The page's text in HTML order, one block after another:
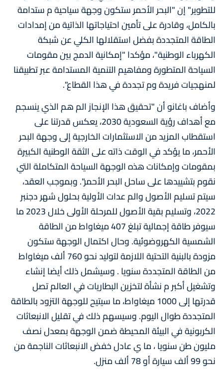
للتطوير" إن "البحر الأحمر ستكون وجهة سياحية م ستدامة
بالكامل، وقادرة على تأمين احتياجاتها الذاتية من إمدادات
الطاقة المتجددة بفضل استقلالها الكلي عن شبكة
الكهرباء الوطنية"، مؤكدا "إمكانية الدمج بين مقومات
السياحة المتطورة ومفاهيم التنمية المستدامة عبر تطبيقنا
لمنهجيات فريدة وم تجددة في هذا القطاع".
وأضاف باغانو أن "تحقيق هذا الإنجاز الم هم الذي ينسجم
مع أهداف رؤية السعودية 2030، يعكس قدرتنا على
استقطاب المزيد من الاستثمارات الخارجية إلى وجهة البحر
الأحمر، ما يؤكد في الوقت ذاته على الثقة الوطنية الكبيرة
بمقومات وإمكانات هذه الوجهة السياحة المتكاملة التي
نقوم بتشييدها على ساحل البحر الأحمر". وبموجب العقد،
سيتم تسليم الأصول والم عدات الأولية بحلول شهر دجنبر
2022، وتسليم بقية الأصول للمرحلة الأولى خلال 2023 ما
سيوفر طاقة إجمالية تبلغ 407 ميغاواط من الطاقة
الشمسية الكهروضوئية. وحال اكتمال الوجهة ستكون
مزودة بالبنية التحتية اللازمة لتوليد نحو 760 ألف ميغاواط
من الطاقة المتجددة سنويا . وسيشمل ذلك أيضا إنشاء
وتشغيل أكبر م نشأة لتخزين البطاريات في العالم تصل
قدرتها إلى 1000 ميغاواط، ما سيتيح للوجهة التزود بالطاقة
المتجددة طوال اليوم. وسيسهم ذلك في تقليل الانبعاثات
الكربونية في البيئة المحيطة ضمن الوجهة بمعدل نصف
مليون طن سنويا ، ما ي عادل خفض الانبعاثات الناجمة من
نحو 99 ألف سيارة أو 78 ألف منزل.